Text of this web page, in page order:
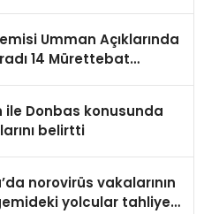
Umman Açıklarında
14 Mürettebat
ile Donbas konusunda
belirtti
norovirüs vakalarının
yolcular tahliye